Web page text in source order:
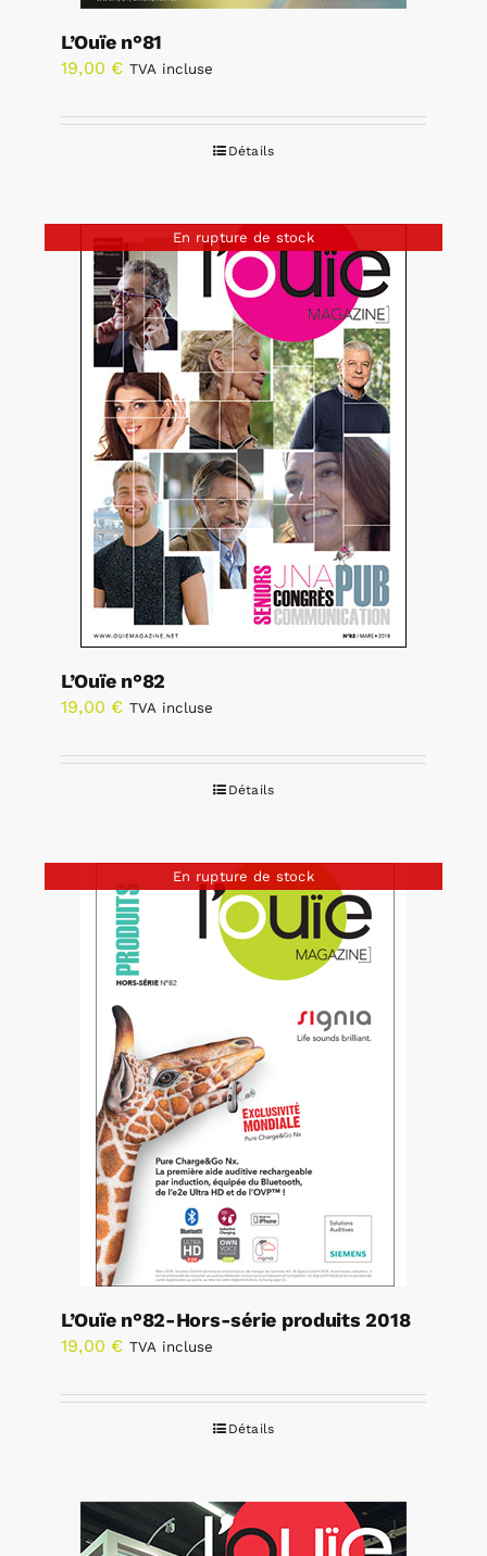
L’Ouïe n°81
19,00 € TVA incluse
Détails
En rupture de stock
L’Ouïe n°82
19,00 € TVA incluse
Détails
En rupture de stock
L’Ouïe n°82-Hors-série produits 2018
19,00 € TVA incluse
Détails